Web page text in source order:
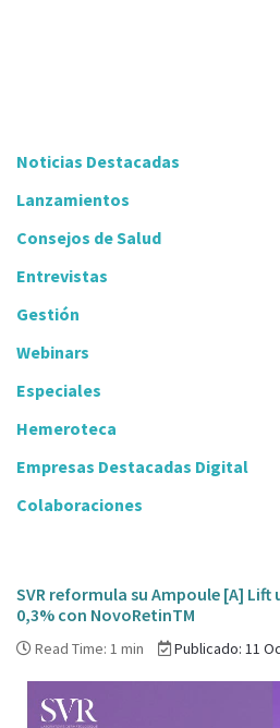
Noticias Destacadas
Lanzamientos
Consejos de Salud
Entrevistas
Gestión
Webinars
Especiales
Hemeroteca
Empresas Destacadas Digital
Colaboraciones
SVR reformula su Ampoule [A]
0,3% con NovoRetinTM
Read Time: 1 min Publicado: 11